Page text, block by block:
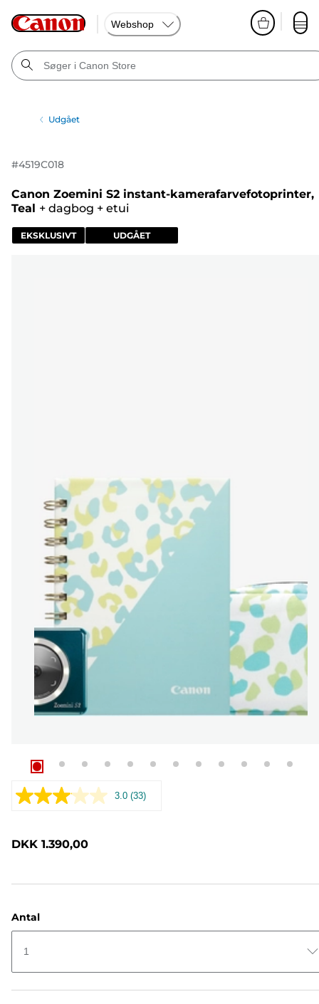
Webshop
Udgået
#4519C018
Canon Zoemini S2 instant-kamerafarvefotoprinter,
Teal + dagbog + etui
EKSKLUSIVT UDGÅET
3.0 Læs
(33)
DKK 1.390,00
Antal
1